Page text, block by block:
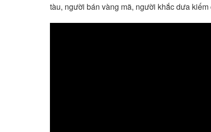
tàu, người bán vàng mã, người khắc dưa kiếm